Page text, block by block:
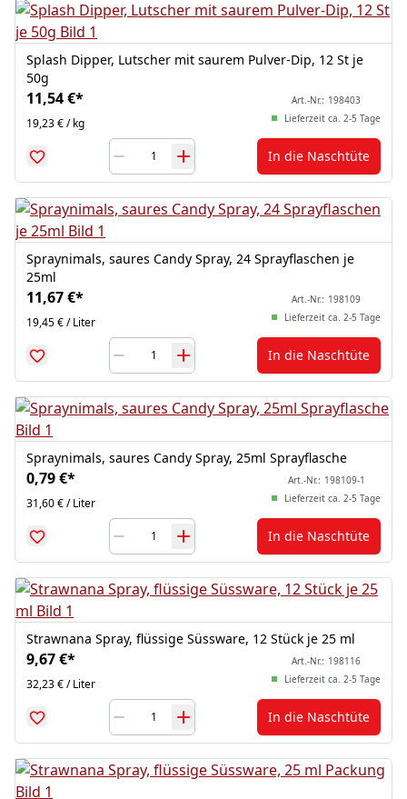
Splash Dipper, Lutscher mit saurem Pulver-Dip, 12 St je
50g
11,54 €*
19,23 € / kg
Art.-Nr.: 198403
Lieferzeit ca. 2-5 Tage
In die Naschtüte
Spraynimals, saures Candy Spray, 24 Sprayflaschen je
25ml
11,67 €*
19,45 € / Liter
Art.-Nr.: 198109
Lieferzeit ca. 2-5 Tage
In die Naschtüte
Spraynimals, saures Candy Spray, 25ml Sprayflasche
0,79 €*
31,60 € / Liter
Art.-Nr.: 198109-1
Lieferzeit ca. 2-5 Tage
In die Naschtüte
Strawnana Spray, flüssige Süssware, 12 Stück je 25 ml
9,67 €*
32,23 € / Liter
Art.-Nr.: 198116
Lieferzeit ca. 2-5 Tage
In die Naschtüte